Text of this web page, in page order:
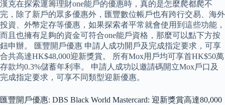
漢克在探索運籌理財one能戶的優惠時，真的是怎麼爬都爬不
完，除了新戶的眾多優惠外，匯豐數位帳戶也有跨行交易、海外
投資、外幣定存等優惠，如果探索者平常就會使用到這些功能，
而且也擁有足夠的資金可符合one能戶資格，那麼可以點下方按
鈕申辦。 匯豐開戶優惠 申請人成功開戶及完成指定要求，可享
合共高達HK$48,000迎新獎賞。 所有Mox用戶均可享首HK$50萬
存款均0.3%儲蓄年利率。 申請人成功以邀請碼開立Mox戶口及
完成指定要求，可享不同類型迎新優惠。
匯豐開戶優惠: DBS Black World Mastercard: 迎新獎賞高達80,000